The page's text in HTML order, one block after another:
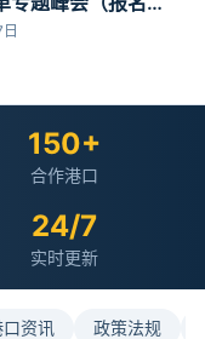
150+
合作港口
24/7
实时更新
资讯 政策法规